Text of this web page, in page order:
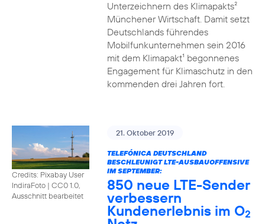
Unterzeichnern des Klimapakts²
Münchener Wirtschaft. Damit setzt
Deutschlands führendes
Mobilfunkunternehmen sein 2016
mit dem Klimapakt¹ begonnenes
Engagement für Klimaschutz in den
kommenden drei Jahren fort.
Credits: Pixabay User
IndiraFoto | CC0 1.0,
Ausschnitt bearbeitet
21. Oktober 2019
TELEFÓNICA DEUTSCHLAND
BESCHLEUNIGT LTE-AUSBAUOFFENSIVE
IM SEPTEMBER:
850 neue LTE-Sender
verbessern
Kundenerlebnis im O2